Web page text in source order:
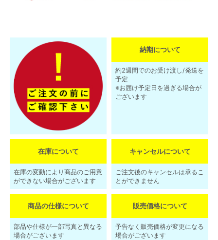
納期について
約2週間でのお受け渡し/発送を
予定
※お届け予定日を過ぎる場合が
ございます
在庫について
在庫の変動により商品のご用意
ができない場合がございます
キャンセルについて
ご注文後のキャンセルは承るこ
とができません
商品の仕様について
部品や仕様が一部写真と異なる
場合がございます
販売価格について
予告なく販売価格が変更になる
場合がございます